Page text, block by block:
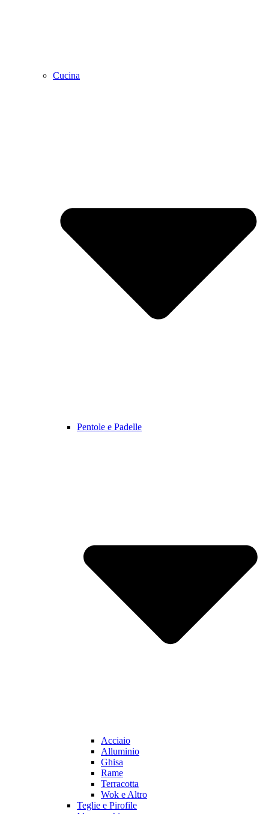
Cucina
Pentole e Padelle
Acciaio
Alluminio
Ghisa
Rame
Terracotta
Wok e Altro
Teglie e Pirofile